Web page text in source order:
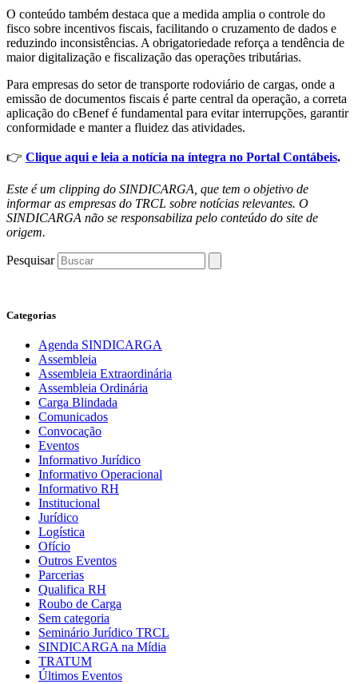
O conteúdo também destaca que a medida amplia o controle do
fisco sobre incentivos fiscais, facilitando o cruzamento de dados e
reduzindo inconsistências. A obrigatoriedade reforça a tendência de
maior digitalização e fiscalização das operações tributárias.
Para empresas do setor de transporte rodoviário de cargas, onde a
emissão de documentos fiscais é parte central da operação, a correta
aplicação do cBenef é fundamental para evitar interrupções, garantir
conformidade e manter a fluidez das atividades.
👉 Clique aqui e leia a notícia na íntegra no Portal Contábeis.
Este é um clipping do SINDICARGA, que tem o objetivo de
informar as empresas do TRCL sobre notícias relevantes. O
SINDICARGA não se responsabiliza pelo conteúdo do site de
origem.
Pesquisar
Categorias
Agenda SINDICARGA
Assembleia
Assembleia Extraordinária
Assembleia Ordinária
Carga Blindada
Comunicados
Convocação
Eventos
Informativo Jurídico
Informativo Operacional
Informativo RH
Institucional
Jurídico
Logística
Ofício
Outros Eventos
Parcerias
Qualifica RH
Roubo de Carga
Sem categoria
Seminário Jurídico TRCL
SINDICARGA na Mídia
TRATUM
Últimos Eventos